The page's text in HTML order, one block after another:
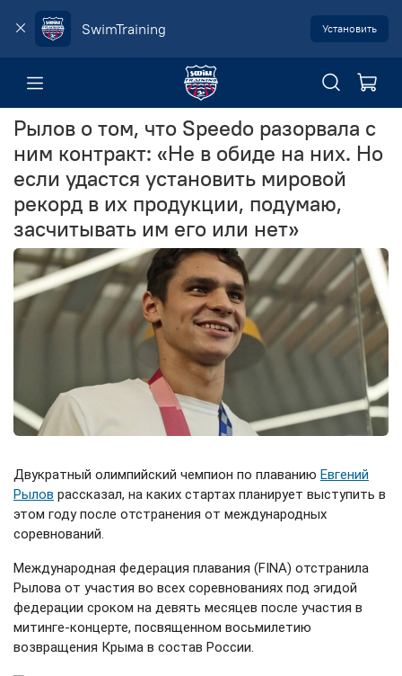
SwimTraining Установить
Рылов о том, что Speedo разорвала с
ним контракт: «Не в обиде на них. Но
если удастся установить мировой
рекорд в их продукции, подумаю,
засчитывать им его или нет»
Двукратный олимпийский чемпион по плаванию Евгений
Рылов рассказал, на каких стартах планирует выступить в
этом году после отстранения от международных
соревнований.
Международная федерация плавания (FINA) отстранила
Рылова от участия во всех соревнованиях под эгидой
федерации сроком на девять месяцев после участия в
митинге-концерте, посвященном восьмилетию
возвращения Крыма в состав России.